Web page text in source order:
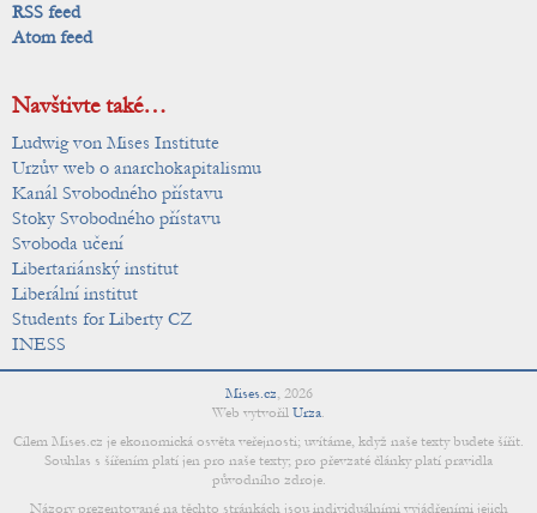
RSS feed
Atom feed
Navštivte také…
Ludwig von Mises Institute
Urzův web o anarchokapitalismu
Kanál Svobodného přístavu
Stoky Svobodného přístavu
Svoboda učení
Libertariánský institut
Liberální institut
Students for Liberty CZ
INESS
Mises.cz, 2026
Web vytvořil Urza.
Cílem Mises.cz je ekonomická osvěta veřejnosti; uvítáme, když naše texty budete šířit.
Souhlas s šířením platí jen pro naše texty; pro převzaté články platí pravidla
původního zdroje.
Názory prezentované na těchto stránkách jsou individuálními vyjádřeními jejich